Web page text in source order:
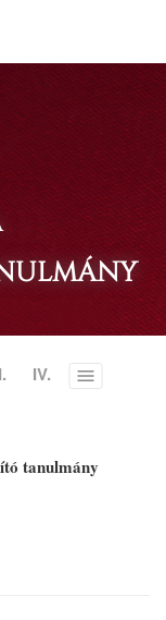
IV. Toggle
tanulmány